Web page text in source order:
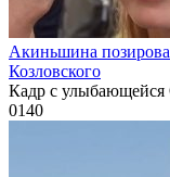
Акиньшина
Козловского
Кадр с
0140